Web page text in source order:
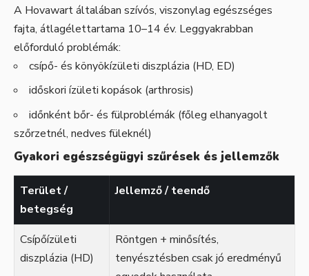
A Hovawart általában szívós, viszonylag egészséges
fajta, átlagélettartama 10–14 év. Leggyakrabban
előforduló problémák:
csípő- és könyökízületi diszplázia (HD, ED)
időskori ízületi kopások (arthrosis)
időnként bőr- és fülproblémák (főleg elhanyagolt
szőrzetnél, nedves füleknél)
Gyakori egészségügyi szűrések és jellemzők
Terület /
betegség
Jellemző / teendő
Csípőízületi
diszplázia (HD)
Röntgen + minősítés,
tenyésztésben csak jó eredményű